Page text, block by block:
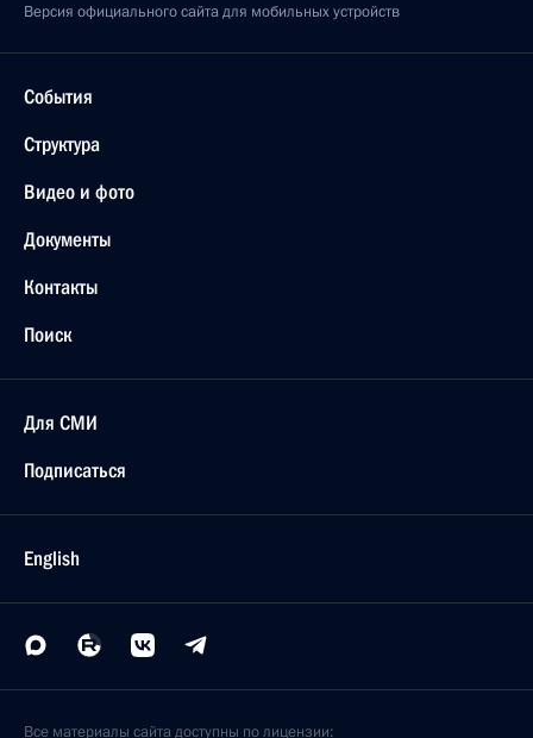
Версия официального сайта для мобильных устройств
События
Структура
Видео и фото
Документы
Контакты
Поиск
Для СМИ
Подписаться
English
Все материалы сайта доступны по лицензии: